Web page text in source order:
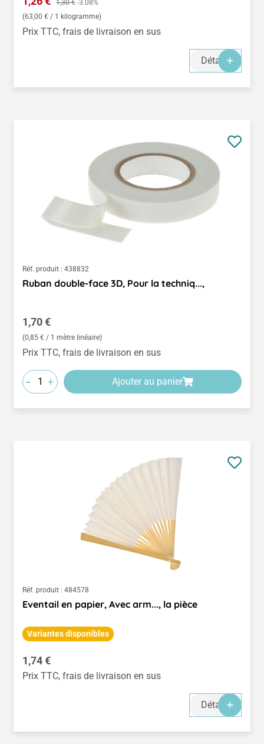
1,30 € -3.08%
(63,00 € / 1 kilogramme)
Prix TTC, frais de livraison en sus
Détails
Réf. produit : 438832
Ruban double-face 3D, Pour la techniq...,
Prix régulier :
1,70 €
(0,85 € / 1 mètre linéaire)
Prix TTC, frais de livraison en sus
- + Ajouter au panier
Réf. produit : 484578
Eventail en papier, Avec arm..., la pièce
Variantes disponibles
Prix régulier :
1,74 €
Prix TTC, frais de livraison en sus
Détails